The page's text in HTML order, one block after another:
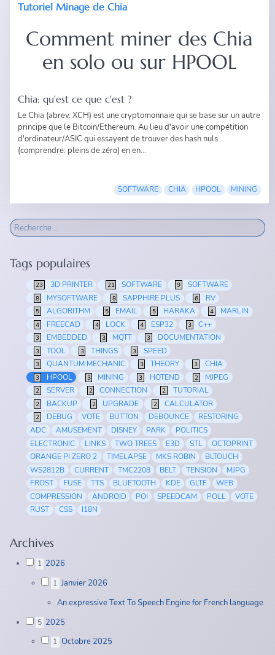
Tutoriel Minage de Chia
Comment miner des Chia
en solo ou sur HPOOL
Chia: qu'est ce que c'est ?
Le Chia (abrev. XCH) est une cryptomonnaie qui se base sur un autre
principe que le Bitcoin/Ethereum. Au lieu d'avoir une compétition
d'ordinateur/ASIC qui essayent de trouver des hash nuls
(comprendre: pleins de zéro) en en...
SOFTWARE CHIA HPOOL MINING
Tags populaires
23 3D PRINTER 21 SOFTWARE 9 SOFTWARE
8 MYSOFTWARE 8 SAPPHIRE PLUS 6 RV
5 ALGORITHM 5 EMAIL 5 HARAKA 4 MARLIN
4 FREECAD 4 LOCK 4 ESP32 3 C++
3 EMBEDDED 3 MQTT 3 DOCUMENTATION
3 TOOL 3 THINGS 3 SPEED
3 QUANTUM MECHANIC 3 THEORY 3 CHIA
3 HPOOL 3 MINING 3 HOTEND 2 MJPEG
2 SERVER 2 CONNECTION 2 TUTORIAL
2 BACKUP 2 UPGRADE 2 CALCULATOR
2 DEBUG VOTE BUTTON DEBOUNCE
RESTORING
ADC
AMUSEMENT DISNEY PARK
POLITICS
ELECTRONIC
LINKS TWO TREES E3D STL
OCTOPRINT
ORANGE PI ZERO 2
TIMELAPSE MKS ROBIN
BLTOUCH
WS2812B
CURRENT TMC2208 BELT TENSION
MJPG
FROST
FUSE TTS BLUETOOTH KDE GLTF
WEB
COMPRESSION
ANDROID POI SPEEDCAM POLL
VOTE
RUST
CSS I18N
Archives
1 2026
1 Janvier 2026
An expressive Text To Speech Engine for French language
5 2025
1 Octobre 2025